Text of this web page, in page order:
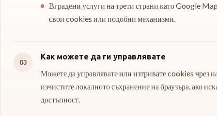
Вградени услуги на трети страни като Google
свои cookies или подобни механизми.
03
Как можете да ги управлявате
Можете да управлявате или изтривате cookies чрез
изчистите локалното съхранение на браузъра, ако
достъпност.